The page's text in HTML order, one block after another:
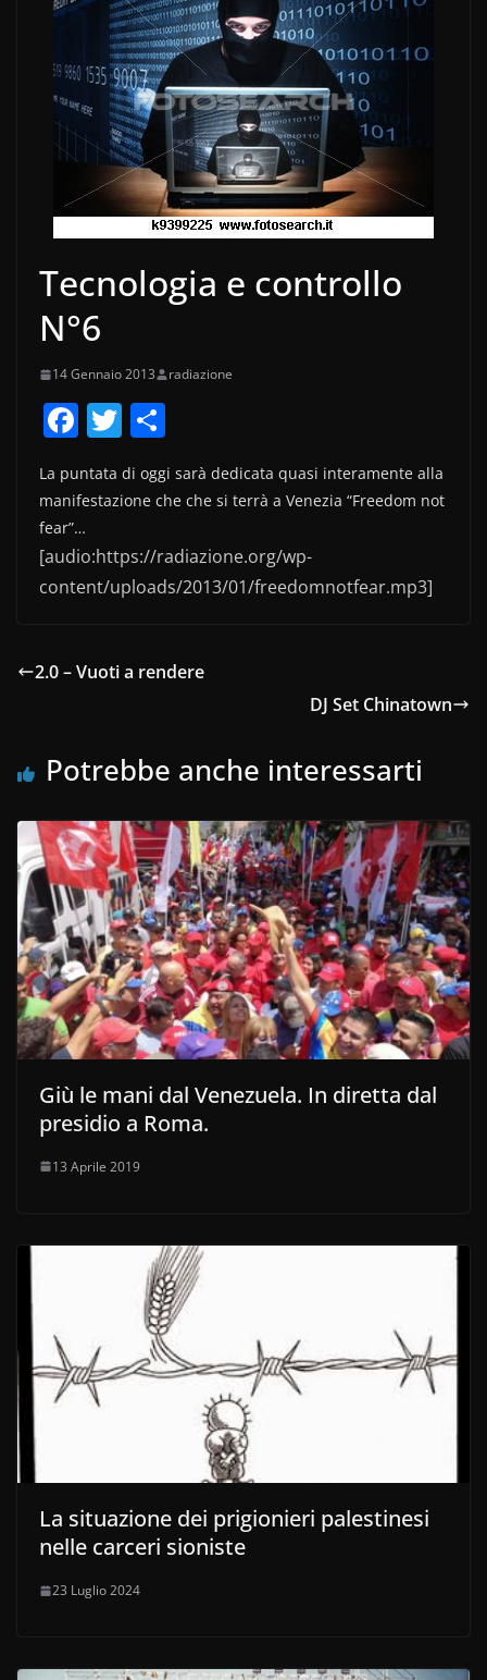
Tecnologia e controllo
N°6
14 Gennaio 2013 radiazione
F
c
e
b
o
k
T
w
itt
o
n
vi
di
La puntata di oggi sarà dedicata quasi interamente alla
manifestazione che che si terrà a Venezia “Freedom not
fear”…
[audio:https://radiazione.org/wp-
content/uploads/2013/01/freedomnotfear.mp3]
2.0 – Vuoti a rendere
DJ Set Chinatown
Potrebbe anche interessarti
Giù le mani dal Venezuela. In diretta dal
presidio a Roma.
13 Aprile 2019
La situazione dei prigionieri palestinesi
nelle carceri sioniste
23 Luglio 2024